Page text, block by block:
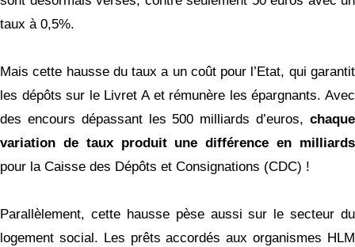
taux à 0,5%.
Mais cette hausse du taux a un coût pour l’Etat, qui garantit
les dépôts sur le Livret A et rémunère les épargnants. Avec
des encours dépassant les 500 milliards d’euros, chaque
variation de taux produit une différence en milliards
pour la Caisse des Dépôts et Consignations (CDC) !
Parallèlement, cette hausse pèse aussi sur le secteur du
logement social. Les prêts accordés aux organismes HLM